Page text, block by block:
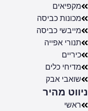
מקפיאים
מכונות כביסה
מייבשי כביסה
תנורי אפייה
כיריים
מדיחי כלים
שואבי אבק
ניווט מהיר
ראשי